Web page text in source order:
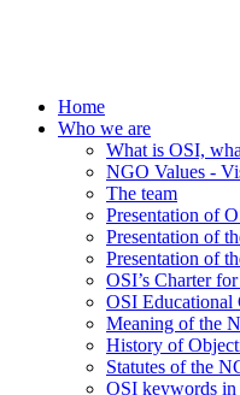
Home
Who we are
What is OSI,
NGO Values -
The team
Presentation of
Presentation of
Presentation of
OSI’s Charter
OSI Educational
Meaning of the
History of
Statutes of the
OSI keywords in